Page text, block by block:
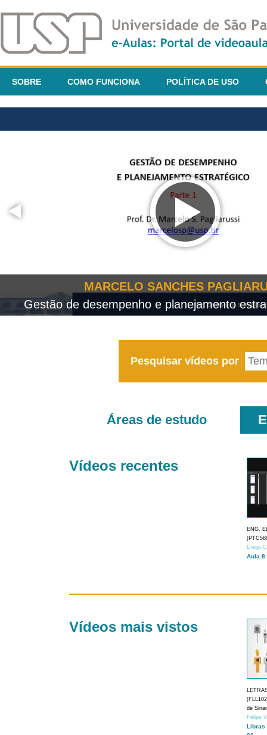
SOBRE COMO FUNCIONA POLÍTICA DE USO
MARCELO SANCHES
Gestão de desempenho e planejamento
Pesquisar vídeos por
Áreas de estudo
Vídeos recentes
ENG.
Diego
Aula 8
Vídeos mais vistos
de
Felipe
Libras